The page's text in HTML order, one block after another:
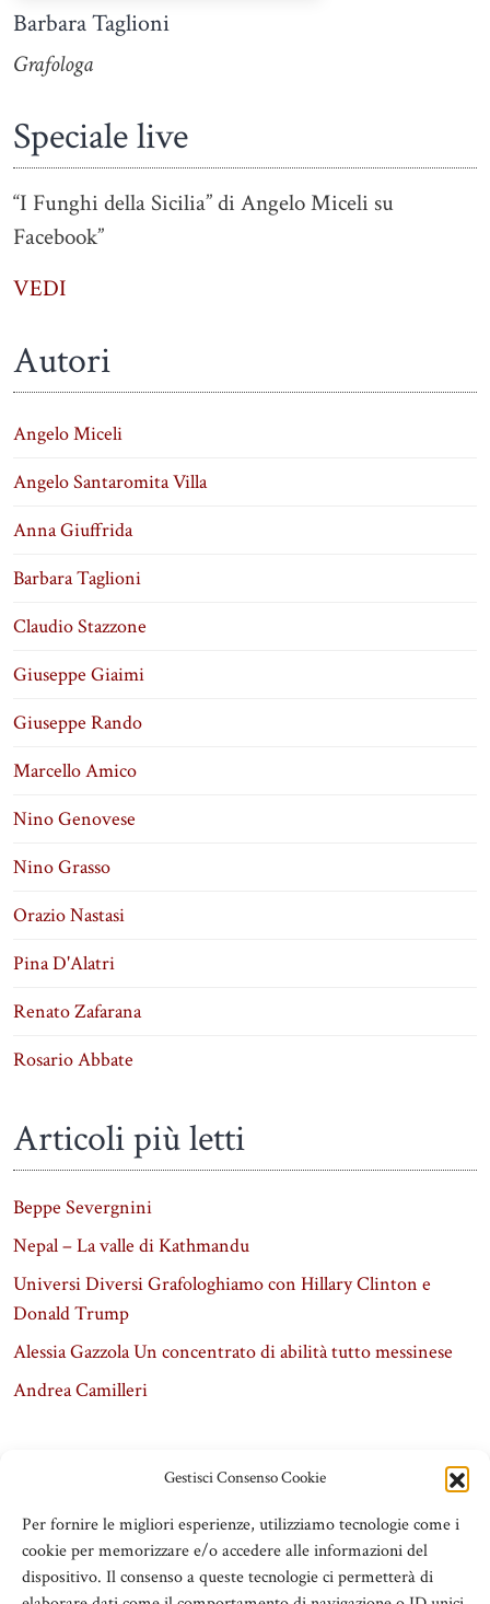
Gestisci Consenso Cookie
Per fornire le migliori esperienze, utilizziamo tecnologie come i
cookie per memorizzare e/o accedere alle informazioni del
dispositivo. Il consenso a queste tecnologie ci permetterà di
Barbara Taglioni
Grafologa
Speciale live
“I Funghi della Sicilia” di Angelo Miceli su
Facebook”
VEDI
Autori
Angelo Miceli
Angelo Santaromita Villa
Anna Giuffrida
Barbara Taglioni
Claudio Stazzone
Giuseppe Giaimi
Giuseppe Rando
Marcello Amico
Nino Genovese
Nino Grasso
Orazio Nastasi
Pina D'Alatri
Renato Zafarana
Rosario Abbate
Articoli più letti
Beppe Severgnini
Nepal – La valle di Kathmandu
Universi Diversi Grafologhiamo con Hillary Clinton e
Donald Trump
Alessia Gazzola Un concentrato di abilità tutto messinese
Andrea Camilleri